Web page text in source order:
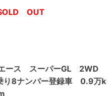
OUT
ース スーパーGL 2WD
8ナンバー登録車 0.9万k